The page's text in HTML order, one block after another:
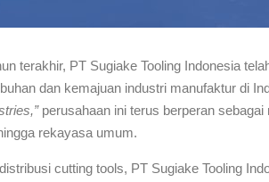
terakhir, PT Sugiake Tooling Indonesia
dan kemajuan industri manufaktur di
perusahaan ini terus berperan
rekayasa umum.
cutting tools, PT Sugiake Tooling